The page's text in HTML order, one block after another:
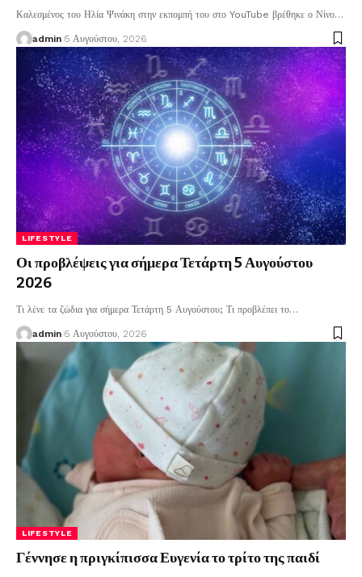
Καλεσμένος του Ηλία Ψινάκη στην εκπομπή του στο YouTube βρέθηκε ο Νίνο…
admin 5 Αυγούστου, 2026
LIFESTYLE
Οι προβλέψεις για σήμερα Τετάρτη 5 Αυγούστου
2026
Τι λένε τα ζώδια για σήμερα Τετάρτη 5 Αυγούστου; Τι προβλέπει το…
admin 5 Αυγούστου, 2026
LIFESTYLE
Γέννησε η πριγκίπισσα Ευγενία το τρίτο της παιδί